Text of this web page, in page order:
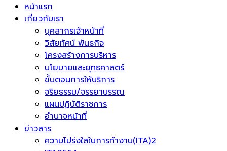
หน้าแรก
เกี่ยวกับเรา
บุคลากรเจ้าหน้าที่
วิสัยทัศน์ พันธกิจ
โครงสร้างการบริหาร
นโยบายและยุทธศาสตร์
ขั้นตอนการให้บริการ
จริยธรรม/จรรยาบรรณ
แผนปฏิบัติราชการ
อำนาจหน้าที่
ข่าวสาร
ความโปร่งใสในการทำงาน(ITA)2